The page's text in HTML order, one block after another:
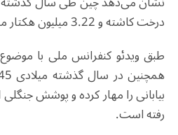
درخت کاشته و 3.22 میلیون هکتار مرتع را بهبود بخشیده است.
طبق ویدئو کنفرانس ملی با
رفته است.